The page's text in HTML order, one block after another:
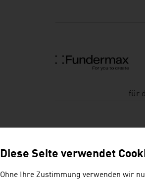
für
Diese Seite verwendet
Ohne Ihre Zustimmung verwenden wir